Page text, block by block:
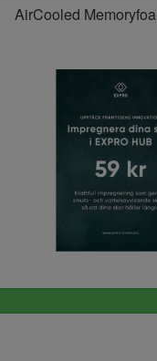
AirCooled